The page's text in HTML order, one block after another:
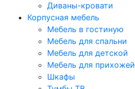
Диваны-кровати
Корпусная мебель
Мебель в гостиную
Мебель для спальни
Мебель для детской
Мебель для прихожей
Шкафы